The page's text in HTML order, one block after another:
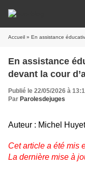
Accueil » En assistance éducative,
En assistance
devant la cour
Publié le 22/05/2026 à
Par Parolesdejuges
Auteur : Michel
Cet article a été mis
La dernière mise à